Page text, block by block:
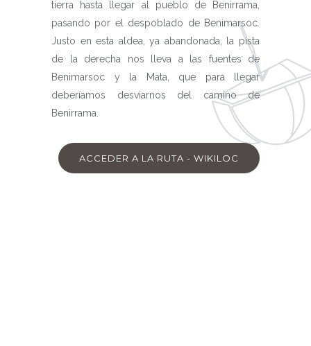
tierra hasta llegar al pueblo de Benirrama,
pasando por el despoblado de Benimarsoc.
Justo en esta aldea, ya abandonada, la pista
de la derecha nos lleva a las fuentes de
Benimarsoc y la Mata, que para llegar
deberíamos desviarnos del camino de
Benirrama.
ACCEDER A LA RUTA - WIKILOC